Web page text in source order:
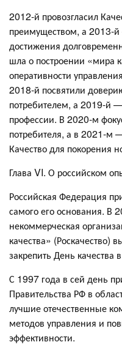
2012-й провозгласил
преимуществом, а 2013-
достижения
шла о построении «мира
оперативности
2018-й посвятили
потребителем, а 2019-й
профессии. В 2020-м
потребителя, а в 2021-м
Качество для покорения
Глава VI. О российском
Российская Федерация
самого его основания. В
некоммерческая
качества» (Роскачество)
закрепить День
С 1997 года в сей день
Правительства РФ в
лучшие отечественные
методов управления и
эффективности.